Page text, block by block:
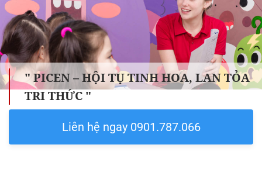
" PICEN – HỘI TỤ TINH HOA, LAN TỎA
TRI THỨC "
Liên hệ ngay 0901.787.066